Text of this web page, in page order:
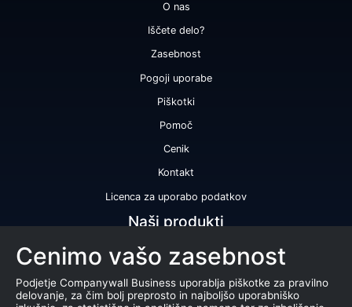
O nas
Iščete delo?
Zasebnost
Pogoji uporabe
Piškotki
Pomoč
Cenik
Kontakt
Licenca za uporabo podatkov
Naši produkti
Bonitetna ocena
Bonitetno poročilo
Certifikat bonitetne odličnosti
Cenimo vašo zasebnost
Podjetje Companywall Business uporablja piškotke za pravilno
delovanje, za čim bolj preprosto in najboljšo uporabniško